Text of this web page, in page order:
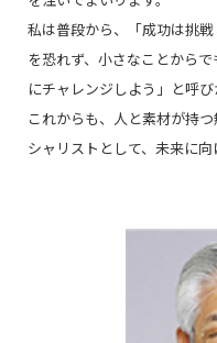
私は普段から、「成功は挑
を恐れず、小さなことから
にチャレンジしよう」と呼び
これからも、人と素材が持
シャリストとして、未来に向